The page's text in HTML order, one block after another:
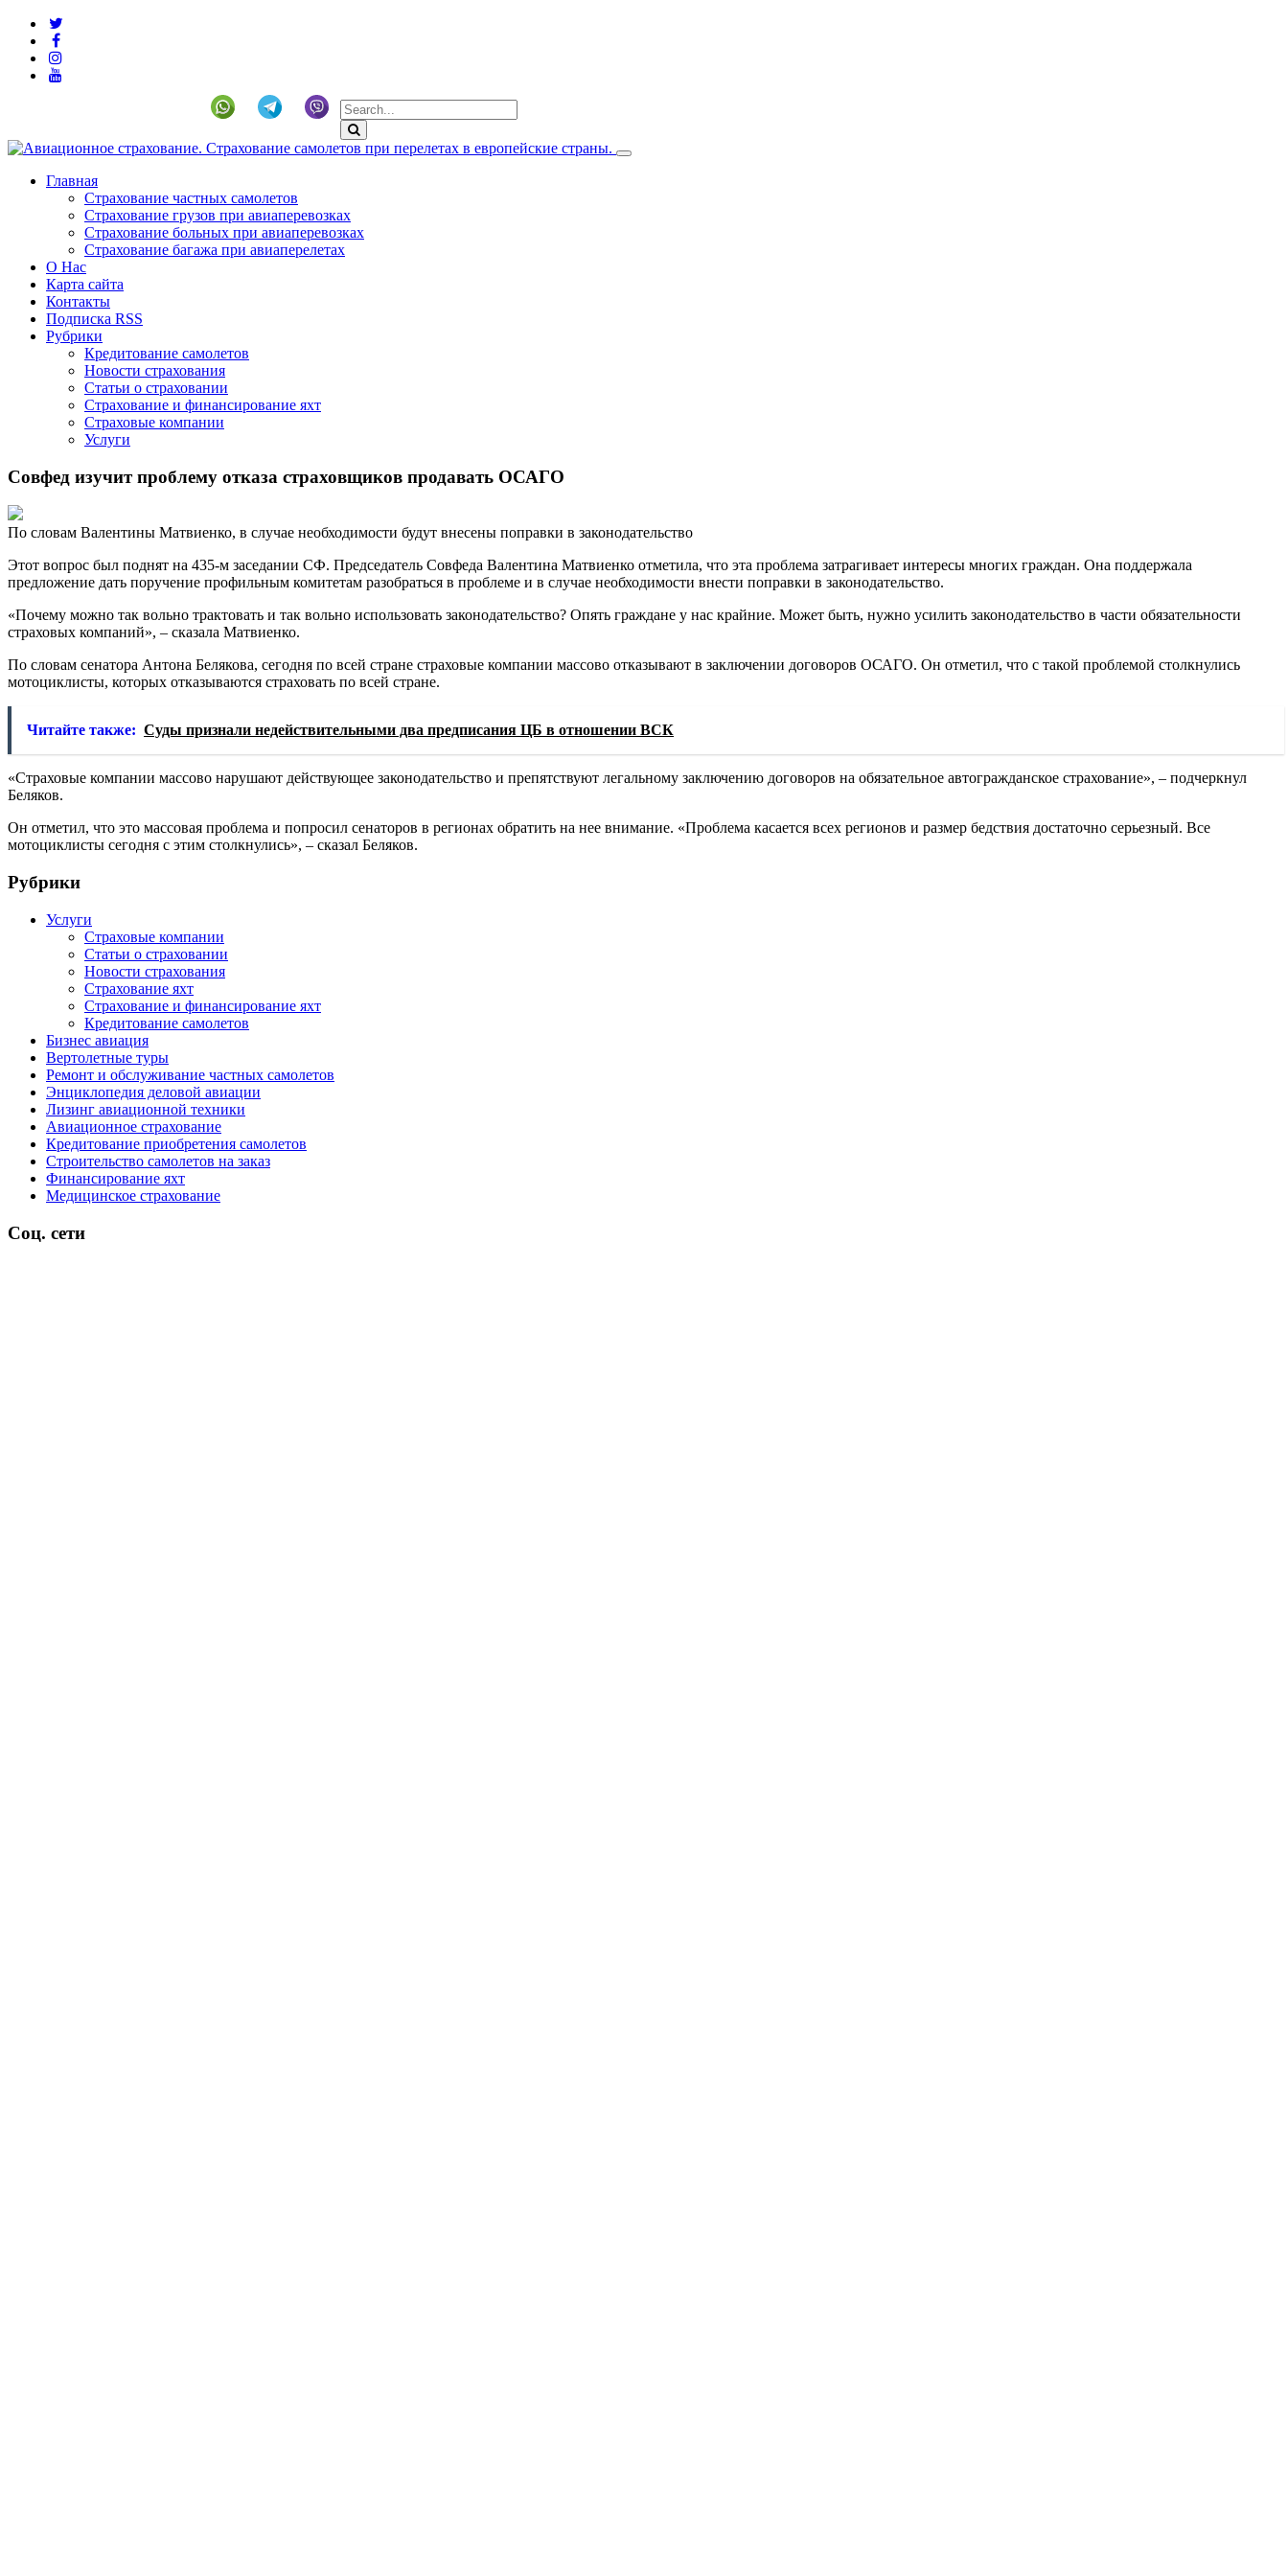
Главная
Страхование частных самолетов
Страхование грузов при авиаперевозках
Страхование больных при авиаперевозках
Страхование багажа при авиаперелетах
О Нас
Карта сайта
Контакты
Подписка RSS
Рубрики
Кредитование самолетов
Новости страхования
Статьи о страховании
Страхование и финансирование яхт
Страховые компании
Услуги
Совфед изучит проблему отказа страховщиков продавать ОСАГО
По словам Валентины Матвиенко, в случае необходимости будут внесены поправки в законодательство
Этот вопрос был поднят на 435-м заседании СФ. Председатель Совфеда Валентина Матвиенко отметила, что эта проблема затрагивает интересы многих граждан. Она поддержала
предложение дать поручение профильным комитетам разобраться в проблеме и в случае необходимости внести поправки в законодательство.
«Почему можно так вольно трактовать и так вольно использовать законодательство? Опять граждане у нас крайние. Может быть, нужно усилить законодательство в части обязательности
страховых компаний», – сказала Матвиенко.
По словам сенатора Антона Белякова, сегодня по всей стране страховые компании массово отказывают в заключении договоров ОСАГО. Он отметил, что с такой проблемой столкнулись
мотоциклисты, которых отказываются страховать по всей стране.
Читайте также: Суды признали недействительными два предписания ЦБ в отношении ВСК
«Страховые компании массово нарушают действующее законодательство и препятствуют легальному заключению договоров на обязательное автогражданское страхование», – подчеркнул
Беляков.
Он отметил, что это массовая проблема и попросил сенаторов в регионах обратить на нее внимание. «Проблема касается всех регионов и размер бедствия достаточно серьезный. Все
мотоциклисты сегодня с этим столкнулись», – сказал Беляков.
Рубрики
Услуги
Страховые компании
Статьи о страховании
Новости страхования
Страхование яхт
Страхование и финансирование яхт
Кредитование самолетов
Бизнес авиация
Вертолетные туры
Ремонт и обслуживание частных самолетов
Энциклопедия деловой авиации
Лизинг авиационной техники
Авиационное страхование
Кредитование приобретения самолетов
Строительство самолетов на заказ
Финансирование яхт
Медицинское страхование
Соц. сети